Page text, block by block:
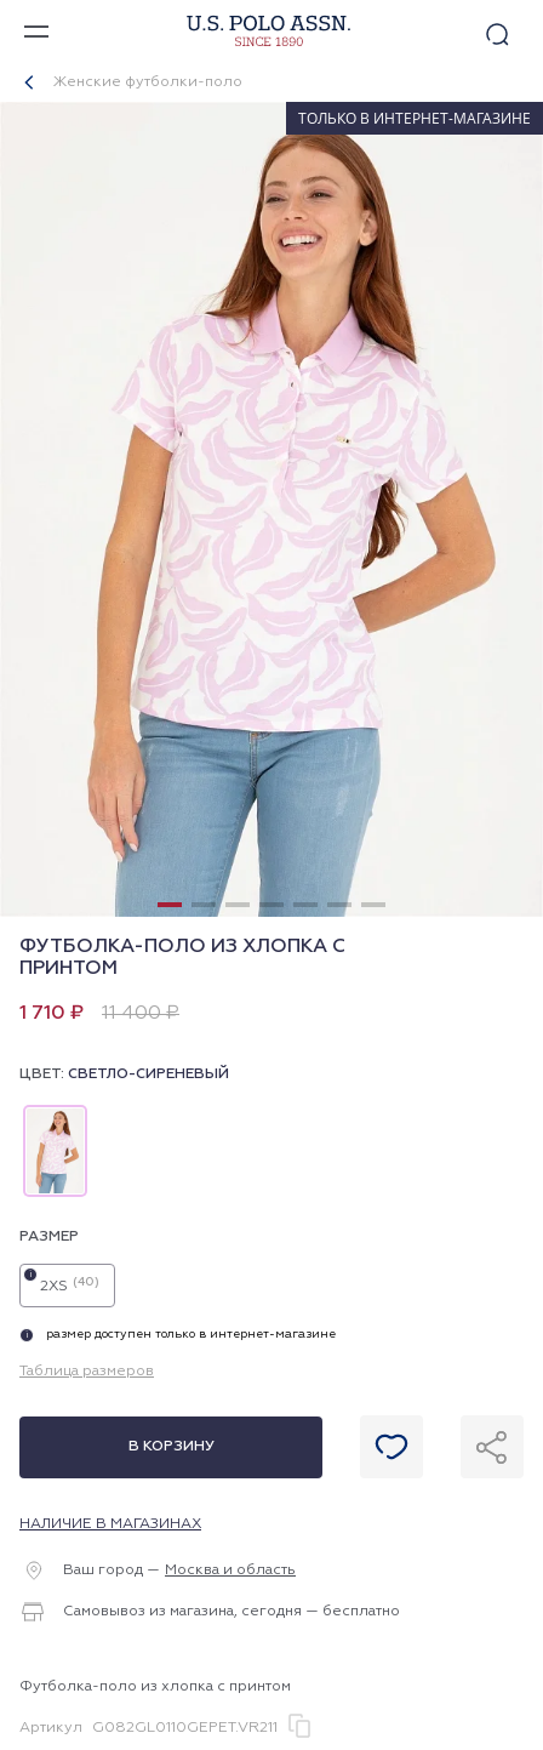
Женские футболки-поло
ТОЛЬКО В ИНТЕРНЕТ-МАГАЗИНЕ
ФУТБОЛКА-ПОЛО ИЗ ХЛОПКА С
ПРИНТОМ
1 710 ₽ 11 400 ₽
ЦВЕТ: СВЕТЛО-СИРЕНЕВЫЙ
РАЗМЕР
2XS (40)
i
i размер доступен только в интернет-магазине
Таблица размеров
В КОРЗИНУ
НАЛИЧИЕ В МАГАЗИНАХ
Ваш город — Москва и область
Самовывоз из магазина, сегодня — бесплатно
Футболка-поло из хлопка с принтом
Артикул G082GL0110GEPET.VR211